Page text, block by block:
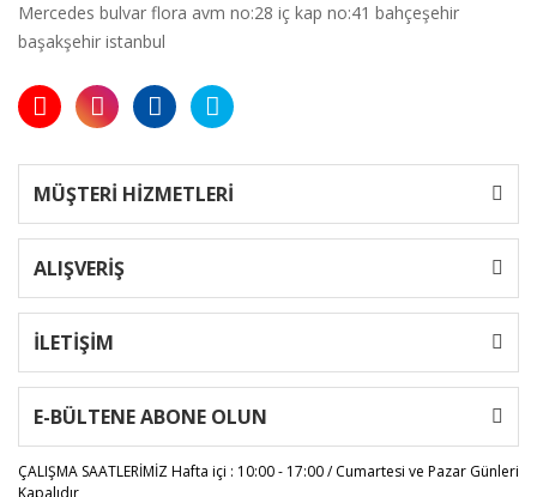
Mercedes bulvar flora avm no:28 iç kap no:41 bahçeşehir
başakşehir istanbul
MÜŞTERİ HİZMETLERİ
ALIŞVERİŞ
İLETİŞİM
E-BÜLTENE ABONE OLUN
ÇALIŞMA SAATLERİMİZHafta içi : 10:00 - 17:00 / Cumartesi ve Pazar Günleri
Kapalıdır